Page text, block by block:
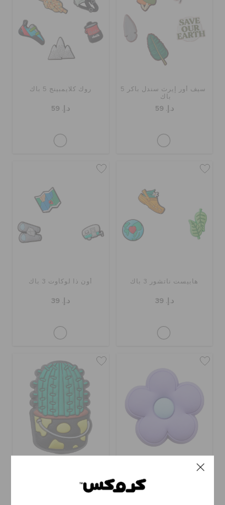
سيف أور إيرث سندل باكر 5
باك
د.إ. 59
روك كلايمبينج 5 باك
د.إ. 59
هابيست ناتشور 3 باك
د.إ. 39
أون ذا لوكأوت 3 باك
د.إ. 39